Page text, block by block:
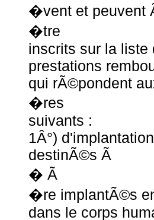
�vent et peuvent
�tre
inscrits sur la liste
prestations
qui rÃ©pondent
�res
suivants :
1Â°)
destinÃ©s Ã
� Ã
�re implantÃ©s
dans le corps